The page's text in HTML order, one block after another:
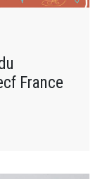
France